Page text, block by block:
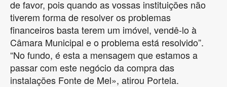
de favor, pois quando as vossas instituições não
tiverem forma de resolver os problemas
financeiros basta terem um imóvel, vendê-lo à
Câmara Municipal e o problema está resolvido”.
“No fundo, é esta a mensagem que estamos a
passar com este negócio da compra das
instalações Fonte de Mel», atirou Portela.